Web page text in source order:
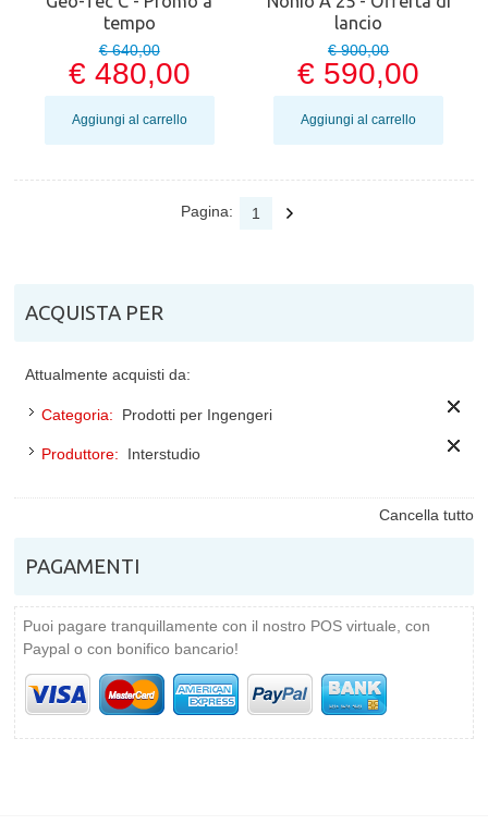
tempo
€ 640,00
€ 480,00
Aggiungi al carrello
lancio
€ 900,00
€ 590,00
Aggiungi al carrello
Pagina: 1
ACQUISTA PER
Attualmente acquisti da:
Categoria: Prodotti per Ingengeri
Produttore: Interstudio
Cancella tutto
PAGAMENTI
Puoi pagare tranquillamente con il nostro POS virtuale, con
Paypal o con bonifico bancario!